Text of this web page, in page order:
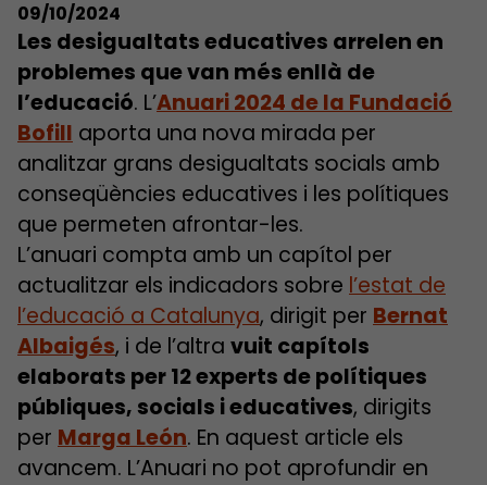
09/10/2024
Les desigualtats educatives arrelen en
problemes que van més enllà de
l’educació. L’Anuari 2024 de la Fundació
Bofill aporta una nova mirada per
analitzar grans desigualtats socials amb
conseqüències educatives i les polítiques
que permeten afrontar-les.
L’anuari compta amb un capítol per
actualitzar els indicadors sobre l’estat de
l’educació a Catalunya, dirigit per Bernat
Albaigés, i de l’altra vuit capítols
elaborats per 12 experts de polítiques
públiques, socials i educatives, dirigits
per Marga León. En aquest article els
avancem. L’Anuari no pot aprofundir en